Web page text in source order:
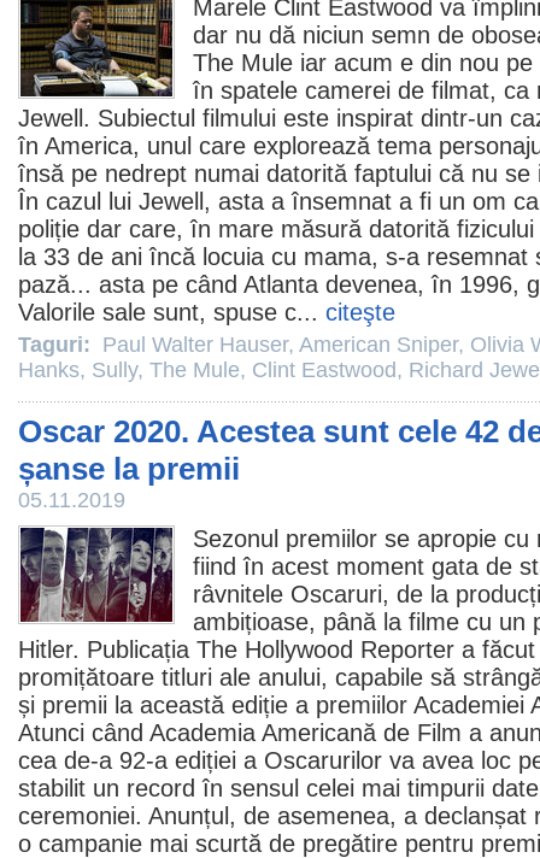
Marele Clint Eastwood va
dar nu dă niciun semn de
The Mule iar acum e din nou
în spatele camerei de filmat,
Jewell . Subiectul filmului este inspirat dintr-un
în America, unul care explorează tema
însă pe nedrept numai datorită faptului că nu
În cazul lui Jewell, asta a însemnat a fi un om
poliție dar care, în mare măsură datorită
la 33 de ani încă locuia cu mama, s-a resemnat
pază... asta pe când Atlanta devenea, în 1996,
Valorile sale sunt, spuse c... citeşte
Taguri: Paul Walter Hauser, American Sniper, Olivia
Hanks, Sully, The Mule, Clint Eastwood, Richard
Oscar 2020. Acestea sunt cele 42
șanse la premii
05.11.2019
Sezonul premiilor se apropie
fiind în acest moment gata de
râvnitele Oscaruri, de la
ambițioase, până la filme cu un
Hitler. Publicația The Hollywood Reporter a
promițătoare titluri ale anului, capabile să
și premii la această ediție a premiilor Academiei
Atunci când Academia Americană de Film a
cea de-a 92-a ediției a Oscarurilor va avea loc
stabilit un record în sensul celei mai timpurii
ceremoniei. Anunțul, de asemenea, a declanșat
o campanie mai scurtă de pregătire pentru premi